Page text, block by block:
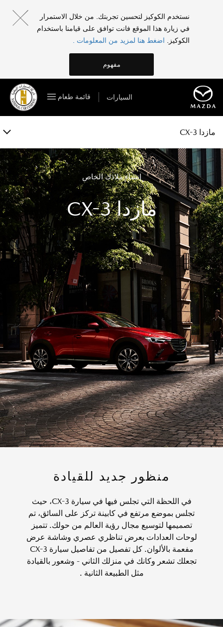
نستخدم الكوكيز لتحسين تجربتك. من خلال الاستمرار
في زيارة هذا الموقع فانت توافق على قيامنا باستخدام
الكوكيز.
اضغط هنا لمزيد من المعلومات .
مفهوم
السيارات قائمة طعام
مازدا CX-3
الفئات والمواصفات
الخصائص
المعرض
الملحقات
إنشاء ملاذك الخاص
مازدا CX-3
منظور جديد للقيادة
في اللحظة التي تجلس فيها في سيارة CX-3، حيث
تجلس بموضع مرتفع في كابينة تركز على السائق، تم
تصميمها لتوسيع مجال رؤية العالم من حولك. تتميز
لوحات العدادات بعرض تناظري عصري وشاشة عرض
مفعمة بالألوان. كل تفصيل من تفاصيل سيارة CX-3
تجعلك تشعر وكانك في منزلك الثاني - وشعور بالقيادة
مثل الطبيعة الثانية .